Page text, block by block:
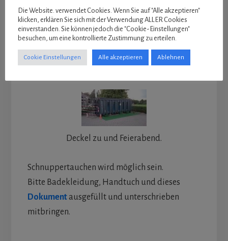
Olaf taucht (als erster) den Container an (18:34
Uhr)
Deckel zu und Feierabend.
Schnuppertauchen wird möglich sein.
Bitte Badekleidung, Handtuch und dieses
Dokumentausgefüllt und unterschrieben
mitbringen.
Die Website. verwendet Cookies. Wenn Sie auf "Alle akzeptieren"
klicken, erklären Sie sich mit der Verwendung ALLER Cookies
einverstanden. Sie können jedoch die "Cookie-Einstellungen"
besuchen, um eine kontrollierte Zustimmung zu erteilen.
Cookie Einstellungen Alle akzeptieren Ablehnen